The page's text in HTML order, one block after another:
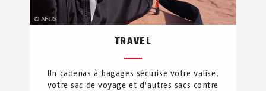
TRAVEL
Un cadenas à bagages sécurise votre valise,
votre sac de voyage et d'autres sacs contre